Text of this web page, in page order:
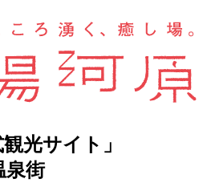
光サイト」
泉街